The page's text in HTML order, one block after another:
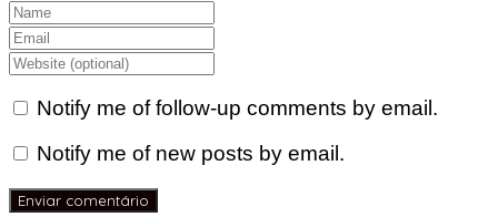
Notify me of follow-up comments by email.
Notify me of new posts by email.